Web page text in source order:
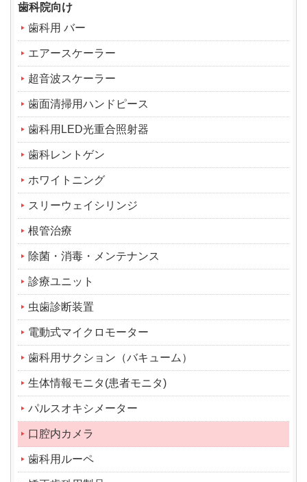
歯科院向け
歯科用 バー
エアースケーラー
超音波スケーラー
歯面清掃用ハンドピース
歯科用LED光重合照射器
歯科レントゲン
ホワイトニング
スリーウェイシリンジ
根管治療
除菌・消毒・メンテナンス
診療ユニット
虫歯診断装置
電動式マイクロモーター
歯科用サクション（バキューム）
生体情報モニタ(患者モニタ)
パルスオキシメーター
口腔内カメラ
歯科用ルーペ